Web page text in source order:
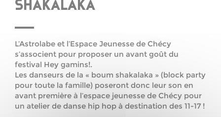
SHAKALAKA
L’Astrolabe et l’Espace Jeunesse de Chécy
s’associent pour proposer un avant goût du
festival Hey gamins!.
Les danseurs de la « boum shakalaka » (block party
pour toute la famille) poseront donc leur son en
avant première à l’espace jeunesse de Chécy pour
un atelier de danse hip hop à destination des 11-17 !